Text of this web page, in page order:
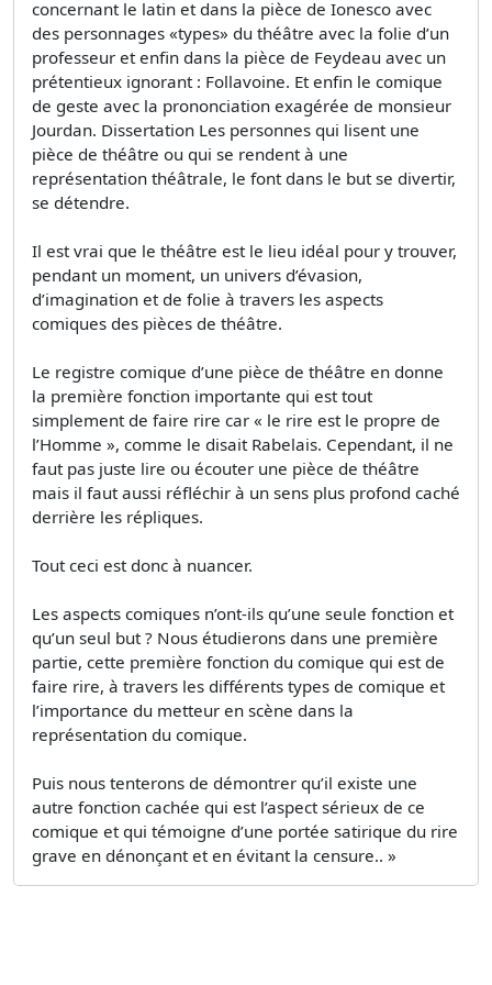
concernant le latin et dans la pièce de Ionesco avec
des personnages «types» du théâtre avec la folie d’un
professeur et enfin dans la pièce de Feydeau avec un
prétentieux ignorant : Follavoine. Et enfin le comique
de geste avec la prononciation exagérée de monsieur
Jourdan. Dissertation Les personnes qui lisent une
pièce de théâtre ou qui se rendent à une
représentation théâtrale, le font dans le but se divertir,
se détendre.
Il est vrai que le théâtre est le lieu idéal pour y trouver,
pendant un moment, un univers d’évasion,
d’imagination et de folie à travers les aspects
comiques des pièces de théâtre.
Le registre comique d’une pièce de théâtre en donne
la première fonction importante qui est tout
simplement de faire rire car « le rire est le propre de
l’Homme », comme le disait Rabelais. Cependant, il ne
faut pas juste lire ou écouter une pièce de théâtre
mais il faut aussi réfléchir à un sens plus profond caché
derrière les répliques.
Tout ceci est donc à nuancer.
Les aspects comiques n’ont-ils qu’une seule fonction et
qu’un seul but ? Nous étudierons dans une première
partie, cette première fonction du comique qui est de
faire rire, à travers les différents types de comique et
l’importance du metteur en scène dans la
représentation du comique.
Puis nous tenterons de démontrer qu’il existe une
autre fonction cachée qui est l’aspect sérieux de ce
comique et qui témoigne d’une portée satirique du rire
grave en dénonçant et en évitant la censure.. »